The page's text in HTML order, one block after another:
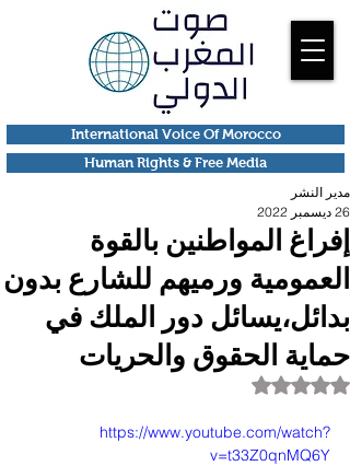
Human Rights & Free Media
International Voice Of Morocco
إفراغ المواطنين بالقوة
العمومية ورميهم للشارع بدون
بدائل،يسائل دور الملك في
حماية الحقوق والحريات
مدير النشر
26 ديسمبر 2022
تم التقييم بـ ليس رقمًا من أصل 5 نجوم.
https://www.youtube.com/watch?
v=t33Z0qnMQ6Y